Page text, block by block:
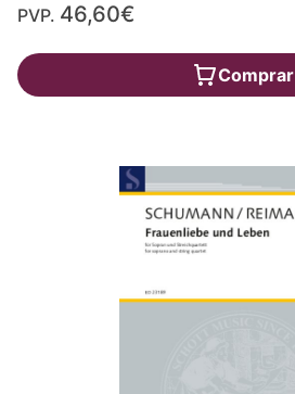
PVP. 46,60€
Comprar